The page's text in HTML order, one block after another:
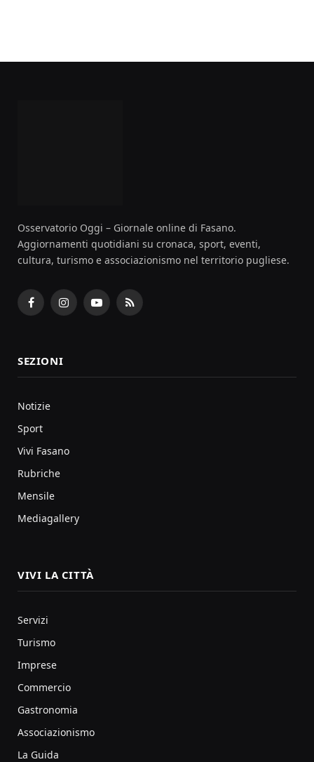
Osservatorio Oggi – Giornale online di Fasano.
Aggiornamenti quotidiani su cronaca, sport, eventi,
cultura, turismo e associazionismo nel territorio pugliese.
FacebookInstagramYouTubeRSS
SEZIONI
Notizie
Sport
Vivi Fasano
Rubriche
Mensile
Mediagallery
VIVI LA CITTÀ
Servizi
Turismo
Imprese
Commercio
Gastronomia
Associazionismo
La Guida